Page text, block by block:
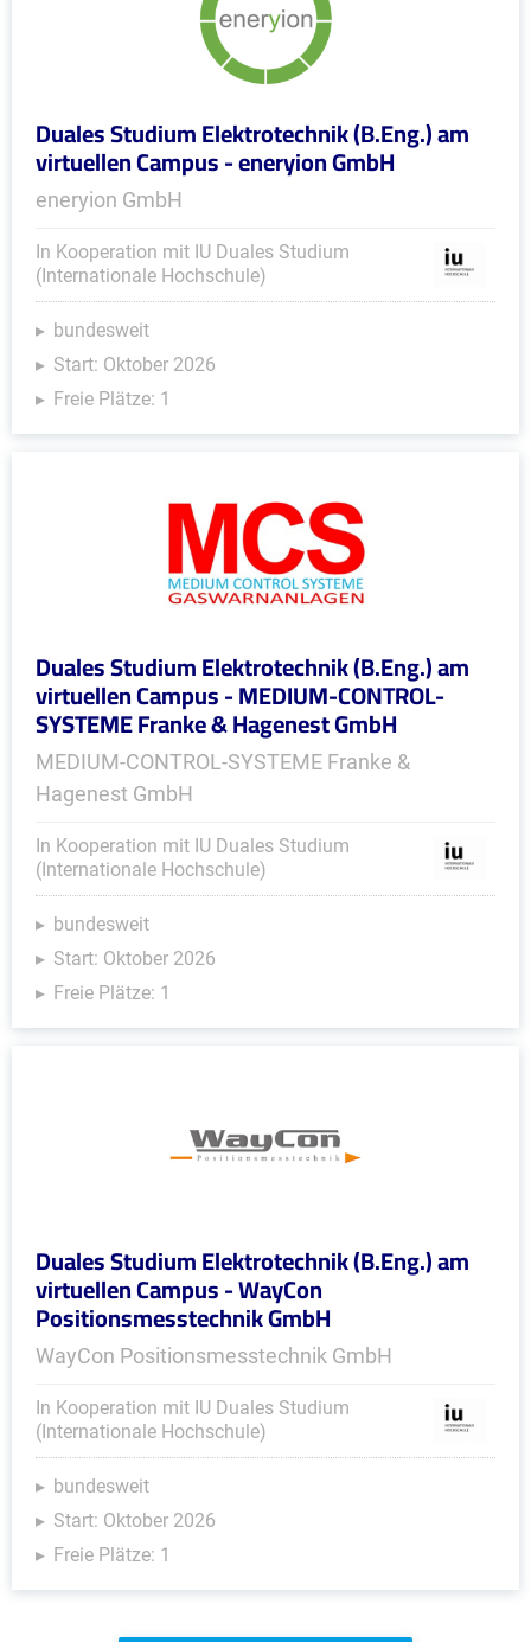
Duales Studium Elektrotechnik (B.Eng.) am
virtuellen Campus - eneryion GmbH
eneryion GmbH
In Kooperation mit IU Duales Studium
(Internationale Hochschule)
bundesweit
Start: Oktober 2026
Freie Plätze: 1
Duales Studium Elektrotechnik (B.Eng.) am
virtuellen Campus - MEDIUM-CONTROL-
SYSTEME Franke & Hagenest GmbH
MEDIUM-CONTROL-SYSTEME Franke &
Hagenest GmbH
In Kooperation mit IU Duales Studium
(Internationale Hochschule)
bundesweit
Start: Oktober 2026
Freie Plätze: 1
Duales Studium Elektrotechnik (B.Eng.) am
virtuellen Campus - WayCon
Positionsmesstechnik GmbH
WayCon Positionsmesstechnik GmbH
In Kooperation mit IU Duales Studium
(Internationale Hochschule)
bundesweit
Start: Oktober 2026
Freie Plätze: 1